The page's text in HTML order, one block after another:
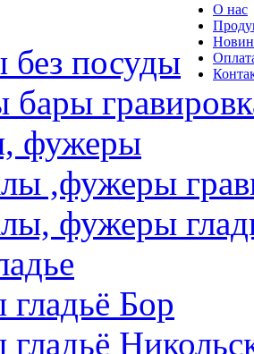
О нас
без посуды
фужеры
,фужеры
фужеры
гладьё Бор
гладьё